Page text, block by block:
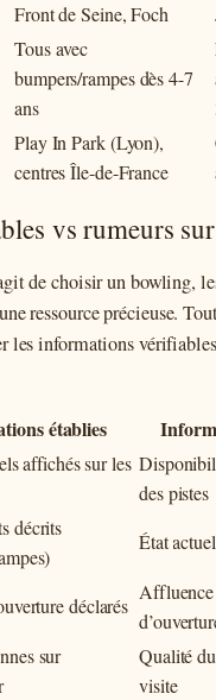
Front de Seine, Foch
Tous avec
bumpers/rampes dès 4-7
ans
Play In Park (Lyon),
centres Île-de-France
vs rumeurs
de choisir un bowling,
ressource précieuse.
les informations
établies
affichés sur les
des pistes
décrits
État
déclarés
Affluence
sur
Qualité
visite